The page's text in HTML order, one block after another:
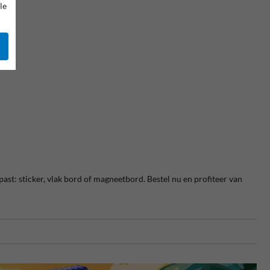
sticker, vlak bord of magneetbord. Bestel nu en profiteer van